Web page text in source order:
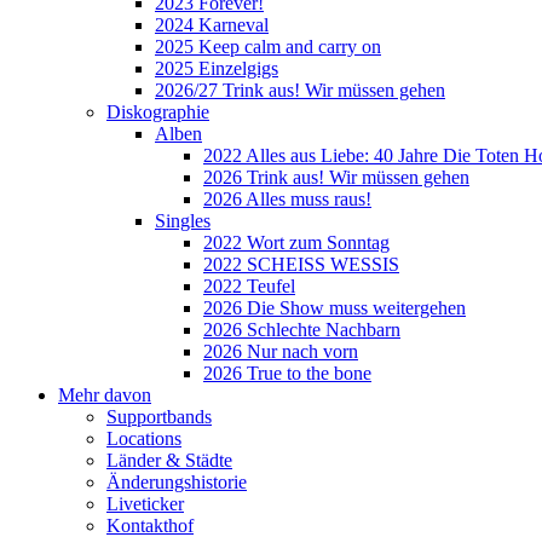
2024 Karneval
2025 Keep calm and carry on
2025 Einzelgigs
2026/27 Trink aus! Wir müssen gehen
Diskographie
Alben
2022 Alles aus Liebe: 40 Jahre Die Toten
2026 Trink aus! Wir müssen gehen
2026 Alles muss raus!
Singles
2022 Wort zum Sonntag
2022 SCHEISS WESSIS
2022 Teufel
2026 Die Show muss weitergehen
2026 Schlechte Nachbarn
2026 Nur nach vorn
2026 True to the bone
Mehr davon
Supportbands
Locations
Länder & Städte
Änderungshistorie
Liveticker
Kontakthof